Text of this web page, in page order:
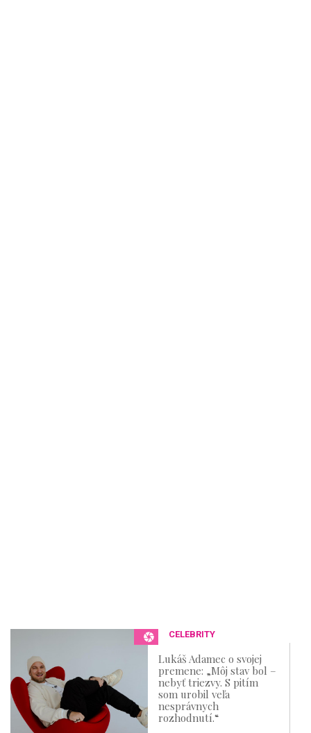
CELEBRITY
Lukáš Adamec o svojej
premene: „Môj stav bol –
nebyť triezvy. S pitím
som urobil veľa
nesprávnych
rozhodnutí.“